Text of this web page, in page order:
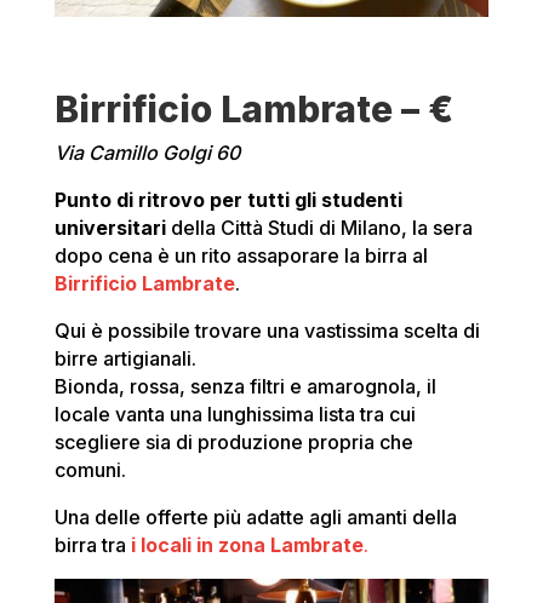
Birrificio Lambrate – €
Via Camillo Golgi 60
Punto di ritrovo per tutti gli studenti
universitaridella Città Studi di Milano, la sera
dopo cena è un rito assaporare la birra al
Birrificio Lambrate.
Qui è possibile trovare una vastissima scelta di
birre artigianali.
Bionda, rossa, senza filtri e amarognola, il
locale vanta una lunghissima lista tra cui
scegliere sia di produzione propria che
comuni.
Una delle offerte più adatte agli amanti della
birra tra i locali in zona Lambrate.